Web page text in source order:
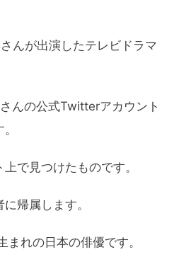
んが出演したテレビドラマ
んの公式Twitterアカウント
で見つけたものです。
帰属します。
れの日本の俳優です。